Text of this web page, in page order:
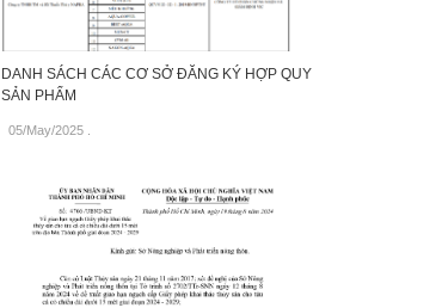
DANH SÁCH CÁC CƠ SỞ ĐĂNG KÝ HỢP QUY
SẢN PHẨM
05/May/2025.